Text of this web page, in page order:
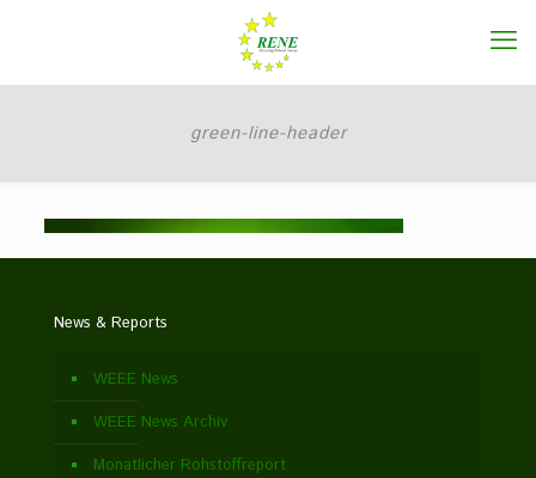
green-line-header
News & Reports
WEEE News
WEEE News Archiv
Monatlicher Rohstoffreport